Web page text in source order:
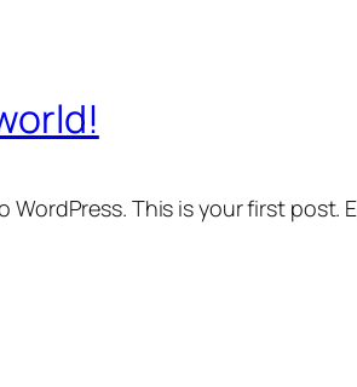
WordPress. This is your first